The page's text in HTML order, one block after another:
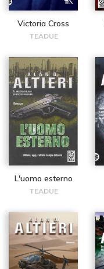
Victoria Cross
TEADUE
L'uomo esterno
TEADUE